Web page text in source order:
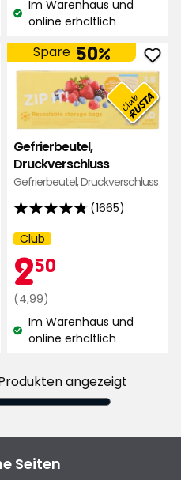
auf
5589
Bewertungen
Lagerbestand:
Im Warenhaus und
online erhältlich
Gefrierbeutel,
Druckverschluss
Gefrierbeutel, Druckverschluss
(1665)
4.8
von
5
Sternen,
basierend
auf
1665
Kampagnenname:
Club
250
€
Regulärer
Preis
4,99
(4,99)
Spare 50%
Lagerbestand:
Im Warenhaus und
online erhältlich
zu
angezeigt
Seiten